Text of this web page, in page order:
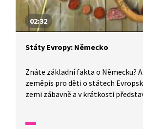
02:32
Státy Evropy: Německo
Znáte základní fakta o Německu?
zeměpis pro děti o státech
zemi zábavně a v krátkosti